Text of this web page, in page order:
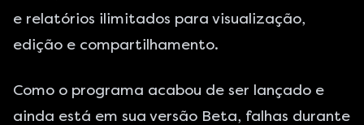
e relatórios ilimitados para visualização,
edição e compartilhamento.
Como o programa acabou de ser lançado e
ainda está em sua versão Beta, falhas durante